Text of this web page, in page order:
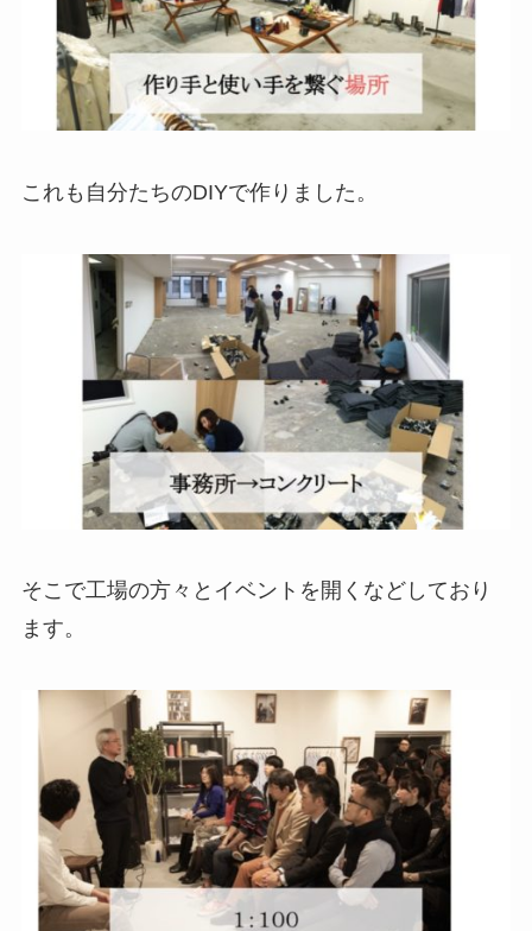
これも自分たちのDIYで作りました。
そこで工場の方々とイベントを開くなどしており
ます。